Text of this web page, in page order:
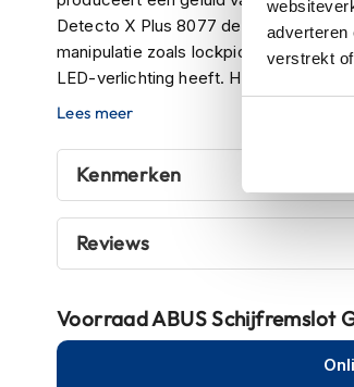
adverteren
verstrekt
Crossbrillen
Oordoppen
Onderhoud
houder
kapstok
Motorjassen
Heren
Detecto X Plus 8077 de ABUS X
manipulatie zoals lockpicking.
LED-verlichting heeft. Het gewicht van
Lees meer
Kenmerken
Reviews
VoorraadABUS Schijfremslot